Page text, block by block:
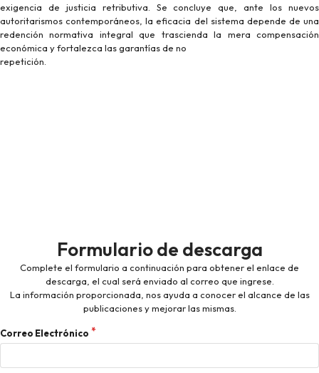
exigencia de justicia retributiva. Se concluye que, ante los nuevos
autoritarismos contemporáneos, la eficacia del sistema depende de una
redención normativa integral que trascienda la mera compensación
económica y fortalezca las garantías de no
repetición.
Formulario de descarga
Complete el formulario a continuación para obtener el enlace de
descarga, el cual será enviado al correo que ingrese.
La información proporcionada, nos ayuda a conocer el alcance de las
publicaciones y mejorar las mismas.
Correo Electrónico